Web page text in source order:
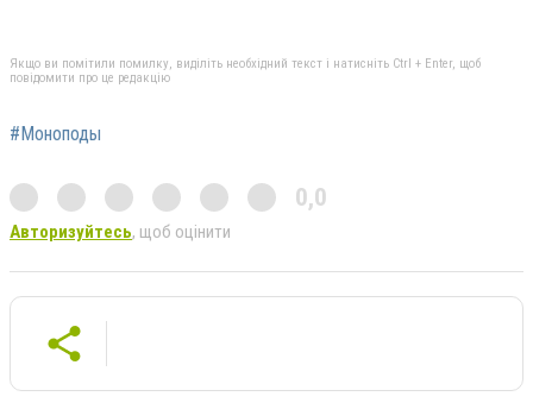
Якщо ви помітили помилку, виділіть необхідний текст і натисніть Ctrl + Enter, щоб
повідомити про це редакцію
#Моноподы
0,0
Авторизуйтесь, щоб оцінити